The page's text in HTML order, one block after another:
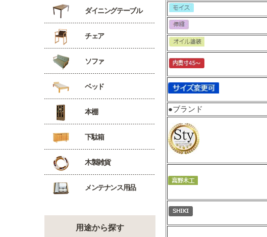
ダイニングテーブル
チェア
ソファ
ベッド
本棚
下駄箱
木製雑貨
メンテナンス用品
用途から探す
●ブランド